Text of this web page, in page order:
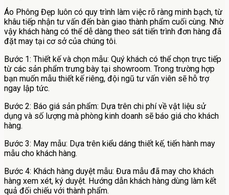
Áo Phông Đẹp luôn có quy trình làm việc rõ ràng minh bạch, từ
khâu tiếp nhận tư vấn đến bàn giao thành phẩm cuối cùng. Nhờ
vậy khách hàng có thể dễ dàng theo sát tiến trình đơn hàng đã
đặt may tại cơ sở của chúng tôi.
Bước 1: Thiết kế và chọn mẫu: Quý khách có thể chọn trực tiếp
từ các sản phẩm trưng bày tại showroom. Trong trường hợp
bạn muốn mẫu thiết kế riêng, đội ngũ tư vấn viên sẽ hỗ trợ
ngay lập tức.
Bước 2: Báo giá sản phẩm: Dựa trên chi phí về vật liệu sử
dụng và số lượng mà phòng kinh doanh sẽ báo giá cho khách
hàng.
Bước 3: May mẫu: Dựa trên kiểu dáng thiết kế, tiến hành may
mẫu cho khách hàng.
Bước 4: Khách hàng duyệt mẫu: Đưa mẫu đã may cho khách
hàng xem xét, ký duyệt. Hướng dẫn khách hàng dùng làm kết
quả đối chiếu với thành phẩm.